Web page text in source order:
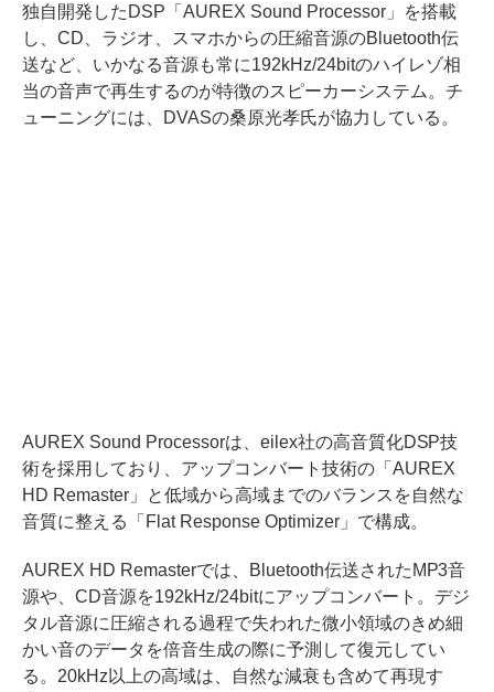
独自開発したDSP「AUREX Sound Processor」を搭載
し、CD、ラジオ、スマホからの圧縮音源のBluetooth伝
送など、いかなる音源も常に192kHz/24bitのハイレゾ相
当の音声で再生するのが特徴のスピーカーシステム。チ
ューニングには、DVASの桑原光孝氏が協力している。
AUREX Sound Processorは、eilex社の高音質化DSP技
術を採用しており、アップコンバート技術の「AUREX
HD Remaster」と低域から高域までのバランスを自然な
音質に整える「Flat Response Optimizer」で構成。
AUREX HD Remasterでは、Bluetooth伝送されたMP3音
源や、CD音源を192kHz/24bitにアップコンバート。デジ
タル音源に圧縮される過程で失われた微小領域のきめ細
かい音のデータを倍音生成の際に予測して復元してい
る。20kHz以上の高域は、自然な減衰も含めて再現す